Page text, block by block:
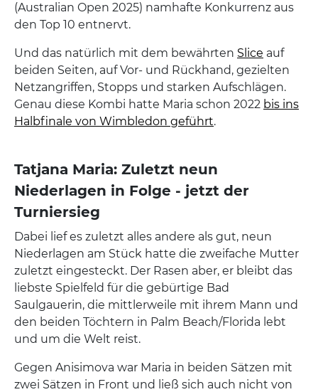
(Australian Open 2025) namhafte Konkurrenz aus
den Top 10 entnervt.
Und das natürlich mit dem bewährten Slice auf
beiden Seiten, auf Vor- und Rückhand, gezielten
Netzangriffen, Stopps und starken Aufschlägen.
Genau diese Kombi hatte Maria schon 2022 bis ins
Halbfinale von Wimbledon geführt.
Tatjana Maria: Zuletzt neun
Niederlagen in Folge - jetzt der
Turniersieg
Dabei lief es zuletzt alles andere als gut, neun
Niederlagen am Stück hatte die zweifache Mutter
zuletzt eingesteckt. Der Rasen aber, er bleibt das
liebste Spielfeld für die gebürtige Bad
Saulgauerin, die mittlerweile mit ihrem Mann und
den beiden Töchtern in Palm Beach/Florida lebt
und um die Welt reist.
Gegen Anisimova war Maria in beiden Sätzen mit
zwei Sätzen in Front und ließ sich auch nicht von